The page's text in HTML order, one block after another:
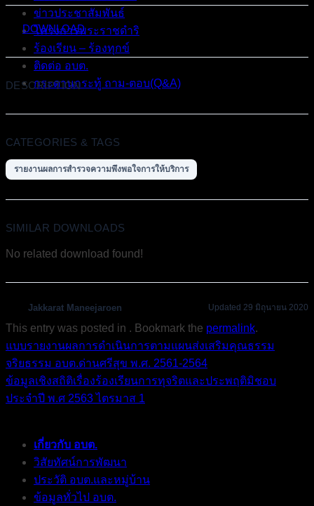
ข่าวประชาสัมพันธ์
โครงการพระราชดำริ
ร้องเรียน – ร้องทุกข์
ติดต่อ อบต.
กระดานกระทู้ ถาม-ตอบ(Q&A)
DOWNLOAD
DESCRIPTION
CATEGORIES & TAGS
รายงานผลการสำรวจความพึงพอใจการให้บริการ
SIMILAR DOWNLOADS
No related download found!
Jakkarat Maneejaroen Updated 29 มิถุนายน 2020
This entry was posted in . Bookmark the permalink.
แบบรายงานผลการดำเนินการตามแผนส่งเสริมคุณธรรม
จริยธรรม อบต.ด่านศรีสุข พ.ศ. 2561-2564
ข้อมูลเชิงสถิติเรื่องร้องเรียนการทุจริตและประพฤติมิชอบ
ประจำปี พ.ศ 2563 ไตรมาส 1
เกี่ยวกับ อบต.
วิสัยทัศน์การพัฒนา
ประวัติ อบต.และหมู่บ้าน
ข้อมูลทั่วไป อบต.